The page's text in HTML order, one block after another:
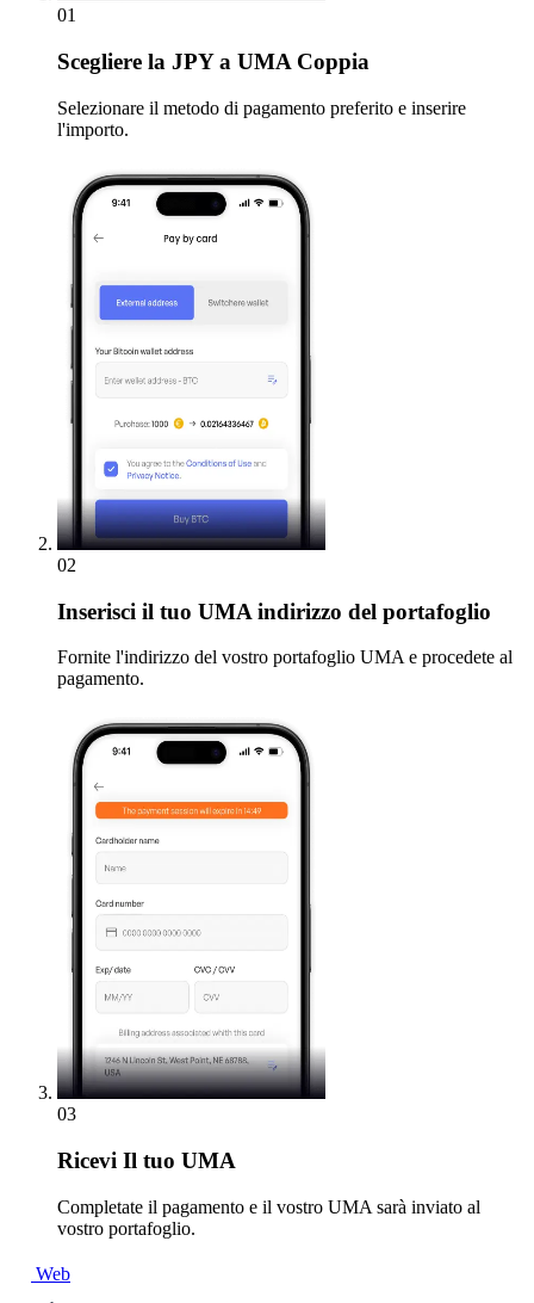
01
Scegliere la JPY a UMA Coppia
Selezionare il metodo di pagamento preferito e inserire
l'importo.
02
Inserisci il tuo UMA indirizzo del portafoglio
Fornite l'indirizzo del vostro portafoglio UMA e procedete al
pagamento.
03
Ricevi Il tuo UMA
Completate il pagamento e il vostro UMA sarà inviato al
vostro portafoglio.
Web